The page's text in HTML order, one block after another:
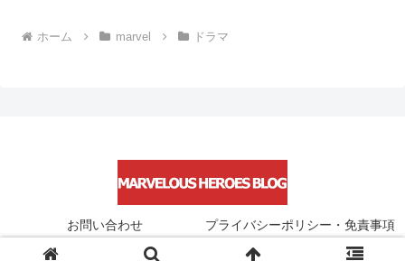
ホーム marvel ドラマ
お問い合わせ プライバシーポリシー・免責事項
© 2021 Marvelous Heroes Blog.